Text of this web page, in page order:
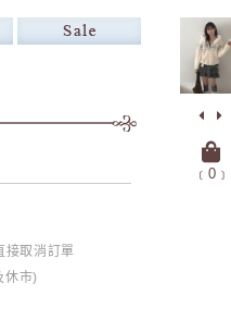
﹝ 0﹞
接取消訂單
休市)